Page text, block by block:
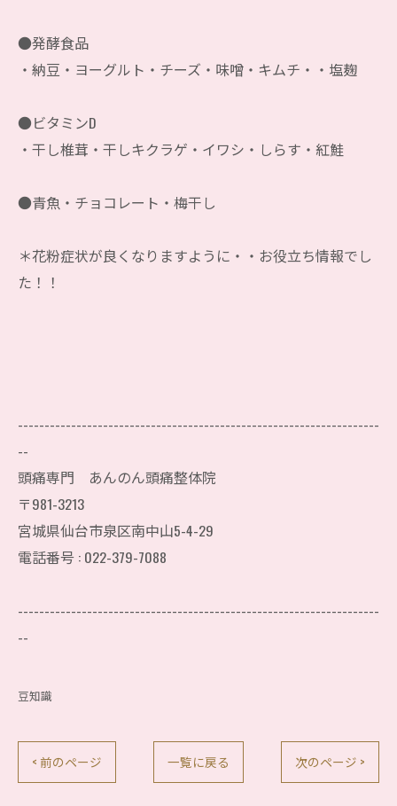
●発酵食品
・納豆・ヨーグルト・チーズ・味噌・キムチ・・塩麹
●ビタミンD
・干し椎茸・干しキクラゲ・イワシ・しらす・紅鮭
●青魚・チョコレート・梅干し
＊花粉症状が良くなりますように・・お役立ち情報でし
た！！
--------------------------------------------------------------------
--
頭痛専門 あんのん頭痛整体院
〒981-3213
宮城県仙台市泉区南中山5-4-29
電話番号 : 022-379-7088
--------------------------------------------------------------------
--
豆知識
< 前のページ 一覧に戻る 次のページ >